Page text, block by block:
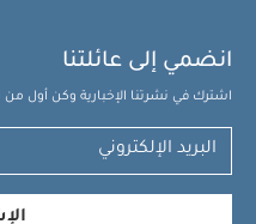
انضمي إلى عائلتنا
اشترك في نشرتنا الإخبارية وكن أول